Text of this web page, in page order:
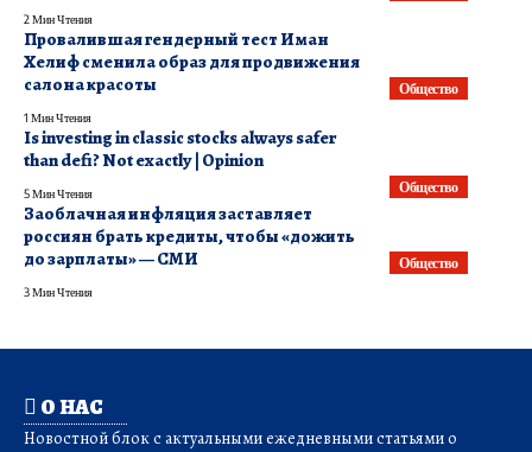
2 Мин Чтения
Общество
Провалившая гендерный тест Иман
Хелиф сменила образ для продвижения
салона красоты
1 Мин Чтения
Общество
Is investing in classic stocks always safer
than defi? Not exactly | Opinion
5 Мин Чтения
Общество
Заоблачная инфляция заставляет
россиян брать кредиты, чтобы «дожить
до зарплаты» — СМИ
3 Мин Чтения
О НАС
Новостной блок с актуальными ежедневными статьями о